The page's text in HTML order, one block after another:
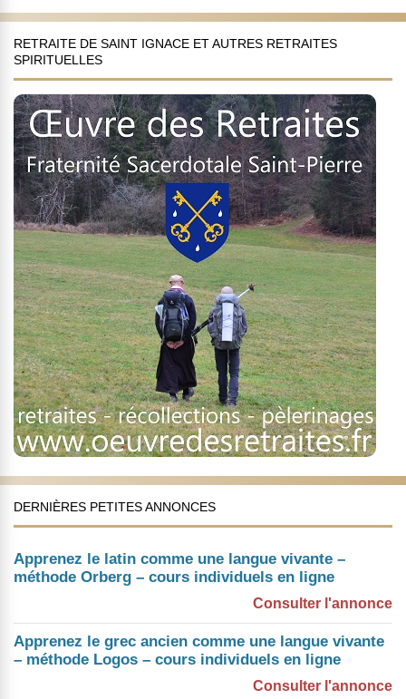
RETRAITE DE SAINT IGNACE ET AUTRES RETRAITES
SPIRITUELLES
DERNIÈRES PETITES ANNONCES
Apprenez le latin comme une langue vivante –
méthode Orberg – cours individuels en ligne
Consulter l'annonce
Apprenez le grec ancien comme une langue vivante
– méthode Logos – cours individuels en ligne
Consulter l'annonce